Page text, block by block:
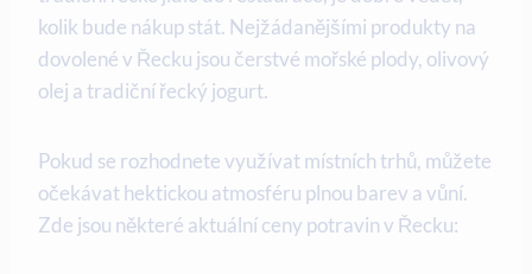
kolik bude nákup stát. Nejžádanějšími produkty na
dovolené v Řecku jsou čerstvé mořské plody, olivový
olej a tradiční řecký jogurt.
Pokud se rozhodnete využívat místních trhů, můžete
očekávat hektickou atmosféru plnou barev a vůní.
Zde jsou některé aktuální ceny potravin v Řecku: